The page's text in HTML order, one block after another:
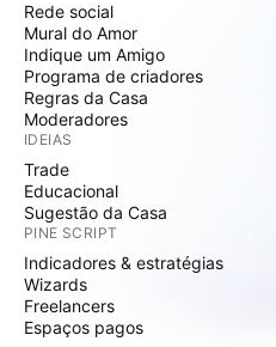
Rede social
Mural do Amor
Indique um Amigo
Programa de criadores
Regras da Casa
Moderadores
IDEIAS
Trade
Educacional
Sugestão da Casa
PINE SCRIPT
Indicadores & estratégias
Wizards
Freelancers
Espaços pagos